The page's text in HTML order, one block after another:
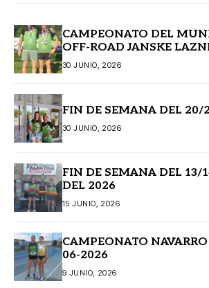
CAMPEONATO DEL
OFF-ROAD JANSKE LAZNE (REPÚBLICA
CHECA)
30 JUNIO, 2026
FIN DE SEMANA DEL 20/
30 JUNIO, 2026
FIN DE SEMANA DEL 13/
DEL 2026
15 JUNIO, 2026
CAMPEONATO
06-2026
9 JUNIO, 2026